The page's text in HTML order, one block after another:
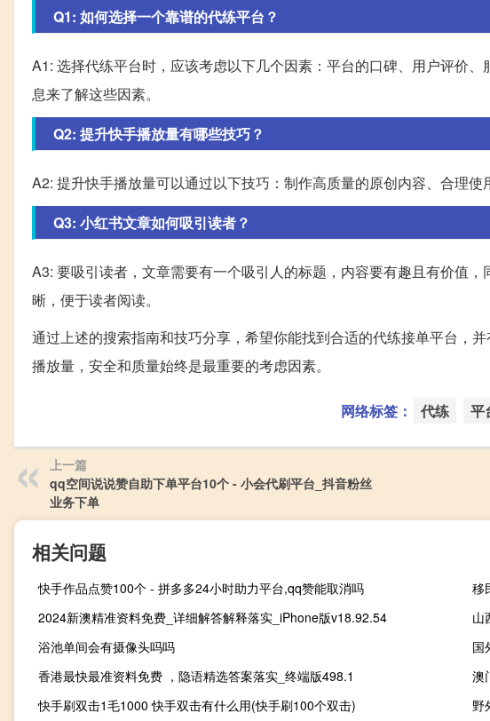
Q1: 如何选择一个靠谱的代练平台？
A1: 选择代练平台时，应该考虑以下几个因素：平台的口碑、用户评价
息来了解这些因素。
Q2: 提升快手播放量有哪些技巧？
A2: 提升快手播放量可以通过以下技巧：制作高质量的原创内容、合理使
Q3: 小红书文章如何吸引读者？
A3: 要吸引读者，文章需要有一个吸引人的标题，内容要有趣且有价值
晰，便于读者阅读。
通过上述的搜索指南和技巧分享，希望你能找到合适的代练接单平台，
播放量，安全和质量始终是最重要的考虑因素。
网络标签： 代练 平
上一篇
qq空间说说赞自助下单平台10个 - 小会代刷平台_抖音粉丝
业务下单
相关问题
快手作品点赞100个 - 拼多多24小时助力平台,qq赞能取消吗
移
2024新澳精准资料免费_详细解答解释落实_iPhone版v18.92.54
山
浴池单间会有摄像头吗吗
国
香港最快最准资料免费 ，隐语精选答案落实_终端版498.1
澳
快手刷双击1毛1000 快手双击有什么用(快手刷100个双击)
野